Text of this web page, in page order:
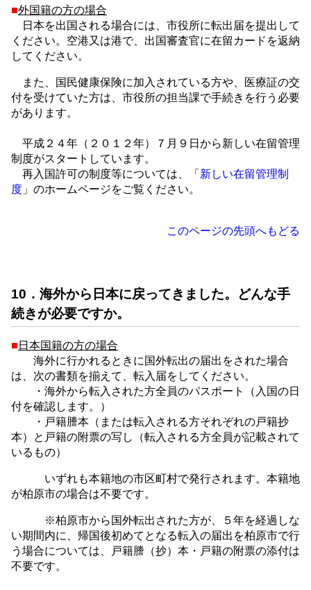
■外国籍の方の場合
日本を出国される場合には、市役所に転出届を提出して
ください。空港又は港で、出国審査官に在留カードを返納
してください。
また、国民健康保険に加入されている方や、医療証の交
付を受けていた方は、市役所の担当課で手続きを行う必要
があります。
平成２４年（２０１２年）７月９日から新しい在留管理
制度がスタートしています。
再入国許可の制度等については、「 新しい在留管理制
度 」のホームページをご覧ください。
このページの先頭へもどる
10．海外から日本に戻ってきました。どんな手
続きが必要ですか。
■ 日本国籍の方の場合
海外に行かれるときに国外転出の届出をされた場合
は、次の書類を揃えて、転入届をしてください。
・海外から転入された方全員のパスポート（入国の日
付を確認します。）
・戸籍謄本（または転入される方それぞれの戸籍抄
本）と戸籍の附票の写し（転入される方全員が記載されて
いるもの）
いずれも本籍地の市区町村で発行されます。本籍地
が柏原市の場合は不要です。
※柏原市から国外転出された方が、５年を経過しな
い期間内に、帰国後初めてとなる転入の届出を柏原市で行
う場合については、戸籍謄（抄）本・戸籍の附票の添付は
不要です。